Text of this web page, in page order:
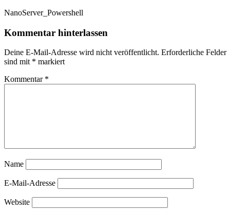
NanoServer_Powershell
Kommentar hinterlassen
Deine E-Mail-Adresse wird nicht veröffentlicht. Erforderliche Felder
sind mit * markiert
Kommentar *
Name
E-Mail-Adresse
Website